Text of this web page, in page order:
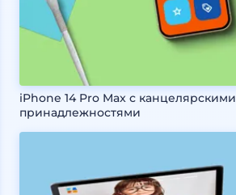
iPhone 14 Pro Max с канцелярскими
принадлежностями